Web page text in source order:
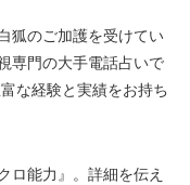
狐のご加護を受けてい
専門の大手電話占いで
な経験と実績をお持ち
ロ能力』。詳細を伝え